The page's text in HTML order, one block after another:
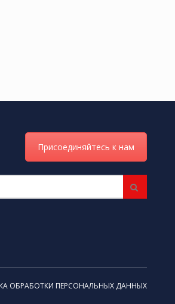
Присоединяйтесь к нам
ОБРАБОТКИ ПЕРСОНАЛЬНЫХ ДАННЫХ